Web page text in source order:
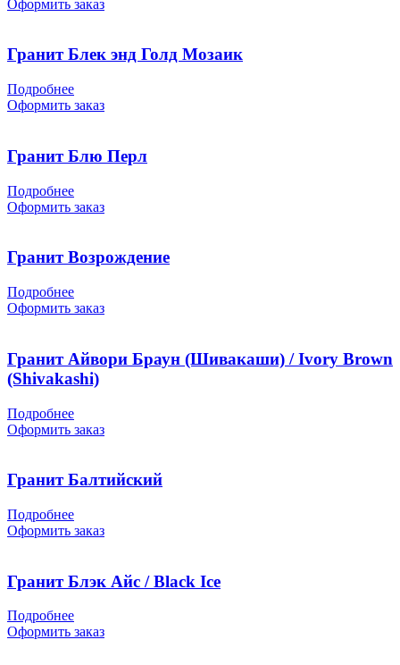
Оформить заказ
Гранит Блек энд Голд Мозаик
Подробнее
Оформить заказ
Гранит Блю Перл
Подробнее
Оформить заказ
Гранит Возрождение
Подробнее
Оформить заказ
Гранит Айвори Браун (Шивакаши) / Ivory Brown
(Shivakashi)
Подробнее
Оформить заказ
Гранит Балтийский
Подробнее
Оформить заказ
Гранит Блэк Айс / Black Ice
Подробнее
Оформить заказ